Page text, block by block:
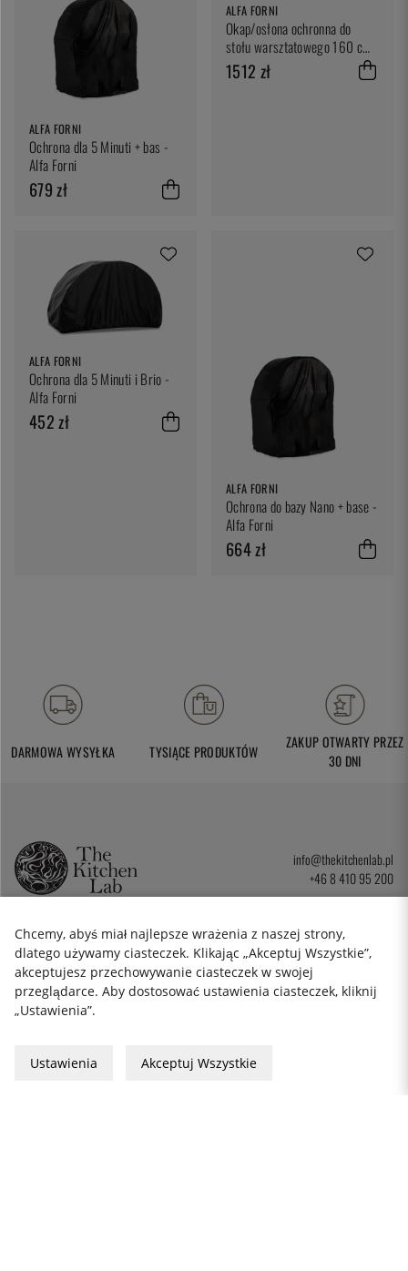
ALFA FORNI
Ochrona dla 5 Minuti + bas -
Alfa Forni
679 zł
ALFA FORNI
Okap/osłona ochronna do
stołu warsztatowego 160 cm i
pieca do pizzy - Alfa Forni
1512 zł
ALFA FORNI
Ochrona dla 5 Minuti i Brio -
Alfa Forni
452 zł
ALFA FORNI
Ochrona do bazy Nano + base -
Alfa Forni
664 zł
DARMOWA WYSYŁKA TYSIĄCE PRODUKTÓW
ZAKUP OTWARTY PRZEZ
30 DNI
info@thekitchenlab.pl
+46 8 410 95 200
BIULETYN
Cookies
Karta podarunkowa
Chcemy, abyś miał najlepsze wrażenia z naszej strony,
dlatego używamy ciasteczek. Klikając „Akceptuj Wszystkie”,
akceptujesz przechowywanie ciasteczek w swojej
przeglądarce. Aby dostosować ustawienia ciasteczek, kliknij
„Ustawienia”.
Ustawienia Akceptuj Wszystkie